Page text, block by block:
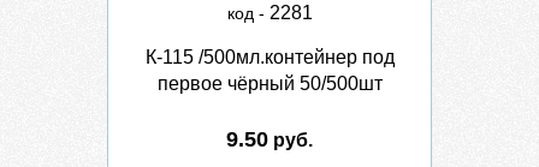
код - 2281
К-115 /500мл.контейнер под
первое чёрный 50/500шт
9.50 руб.